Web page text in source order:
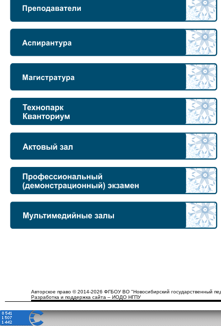
Авторское право © 2014-2026 ФГБОУ ВО "Новосибирский государственный
Разработка и поддержка сайта – ИОДО НГПУ